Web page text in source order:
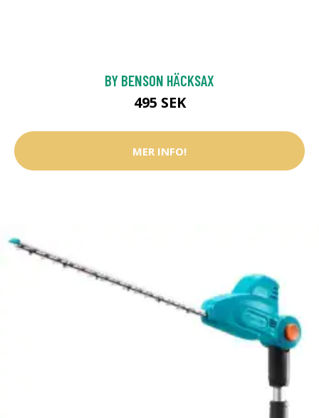
BY BENSON HÄCKSAX
495 SEK
MER INFO!